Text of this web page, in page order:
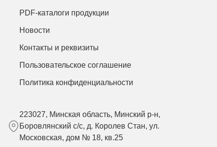
PDF-каталоги продукции
Новости
Контакты и реквизиты
Пользовательское соглашение
Политика конфиденциальности
223027, Минская область, Минский р-н,
Боровлянский с/с, д. Королев Стан, ул.
Московская, дом № 18, кв.25